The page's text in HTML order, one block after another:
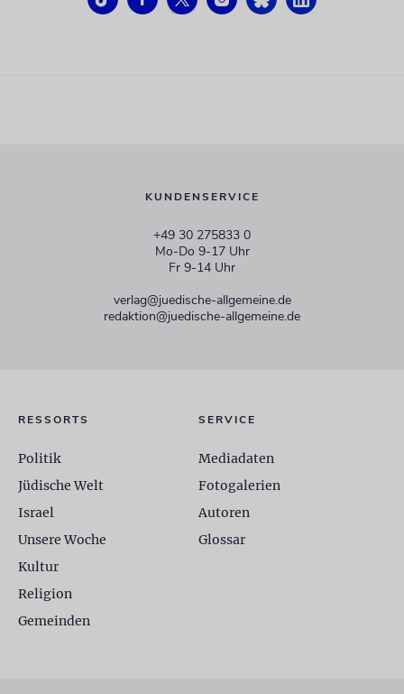
KUNDENSERVICE
+49 30 275833 0
Mo-Do 9-17 Uhr
Fr 9-14 Uhr
verlag@juedische-allgemeine.de
redaktion@juedische-allgemeine.de
RESSORTS
Politik
Jüdische Welt
Israel
Unsere Woche
Kultur
Religion
Gemeinden
SERVICE
Mediadaten
Fotogalerien
Autoren
Glossar